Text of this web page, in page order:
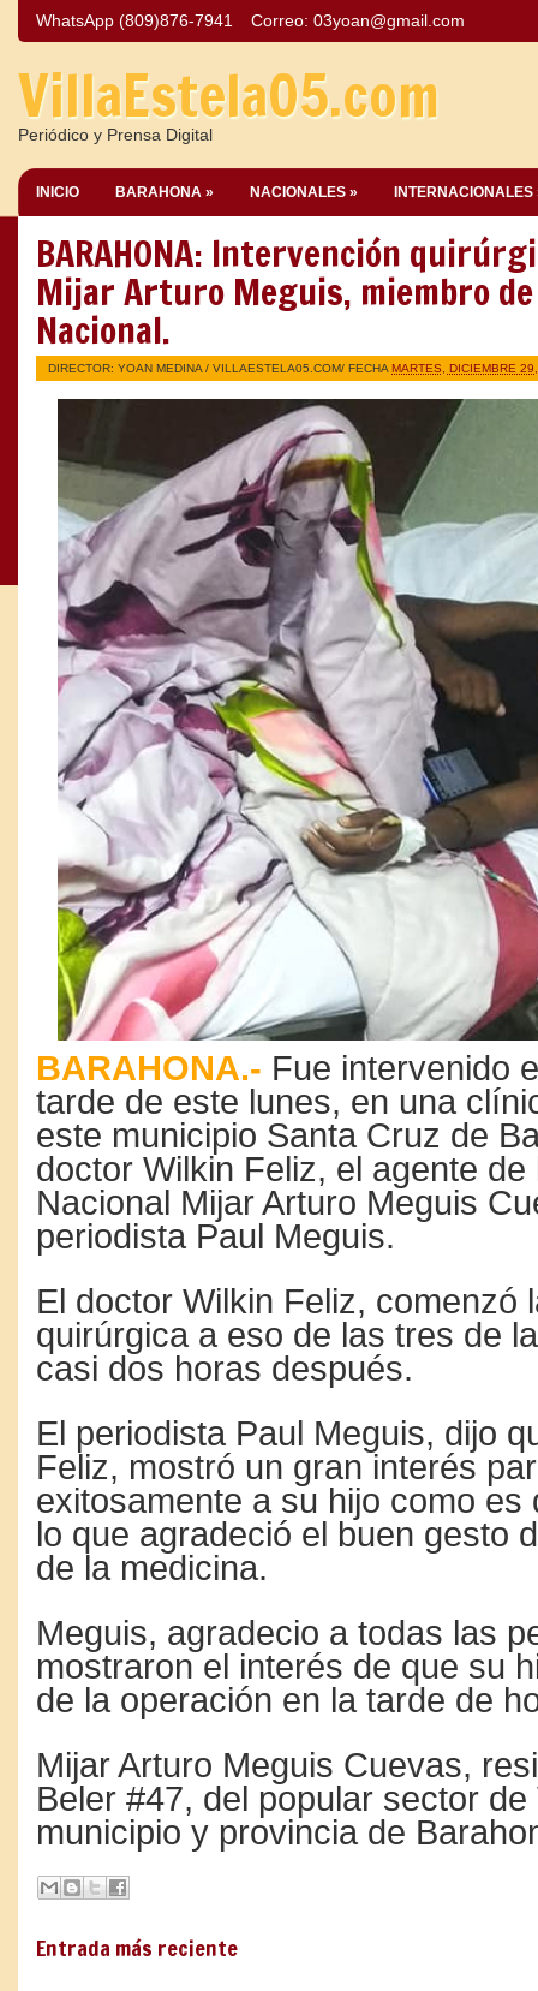
WhatsApp (809)876-7941 Correo: 03yoan@gmail.com
VillaEstela05.com
Periódico y Prensa Digital
INICIO BARAHONA » NACIONALES » INTERNACIONALES
BARAHONA: Intervención
Mijar Arturo Meguis, miembro
Nacional.
DIRECTOR: YOAN MEDINA / VILLAESTELA05.COM/ FECHA MARTES, DICIEMBRE
BARAHONA.- Fue intervenido
tarde de este lunes, en una
este municipio Santa Cruz de
doctor Wilkin Feliz, el agente de
Nacional Mijar Arturo Meguis
periodista Paul Meguis.
El doctor Wilkin Feliz, comenzó
quirúrgica a eso de las tres de
casi dos horas después.
El periodista Paul Meguis, dijo
Feliz, mostró un gran interés
exitosamente a su hijo como es
lo que agradeció el buen gesto
de la medicina.
Meguis, agradecio a todas las
mostraron el interés de que su
de la operación en la tarde de
Mijar Arturo Meguis Cuevas,
Beler #47, del popular sector de
municipio y provincia de
Entrada más reciente